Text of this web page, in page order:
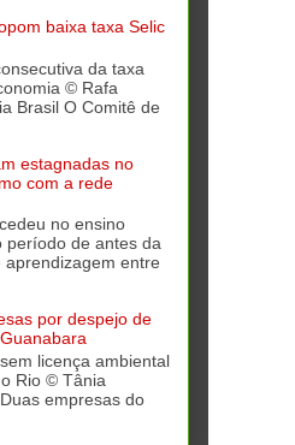
baixa taxa Selic
da taxa
© Rafa
Brasil O Comitê de
estagnadas no
com a rede
no ensino
período de antes da
entre
por despejo de
licença ambiental
Rio © Tânia
empresas do